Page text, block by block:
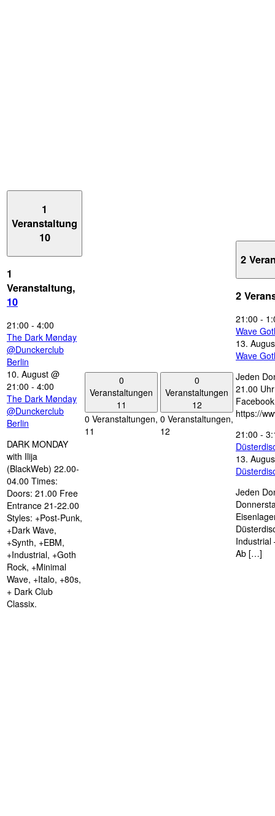
1
Veranstaltung
10
1
Veranstaltung,
10
21:00 - 4:00
The Dark Mønday
@Dunckerclub
Berlin
10. August @
21:00 - 4:00
The Dark Mønday
@Dunckerclub
Berlin
DARK MONDAY
with Ilija
(BlackWeb) 22.00-
04.00 Times:
Doors: 21.00 Free
Entrance 21-22.00
Styles: +Post-Punk,
+Dark Wave,
+Synth, +EBM,
+Industrial, +Goth
Rock, +Minimal
Wave, +Italo, +80s,
+ Dark Club
Classix.
0
Veranstaltungen
11
0 Veranstaltungen,
11
0
Veranstaltungen
12
0 Veranstaltungen,
12
2
2
21:00 -
Wave
13.
Wave
Jeden
21.00
https://
21:00 -
13.
Jeden
Industrial
Ab […]